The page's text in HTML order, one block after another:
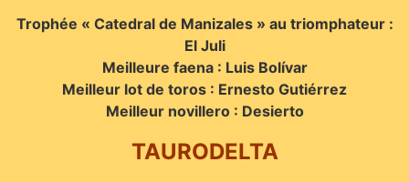
Trophée « Catedral de Manizales » au triomphateur :
El Juli
Meilleure faena : Luis Bolívar
Meilleur lot de toros : Ernesto Gutiérrez
Meilleur novillero : Desierto
TAURODELTA